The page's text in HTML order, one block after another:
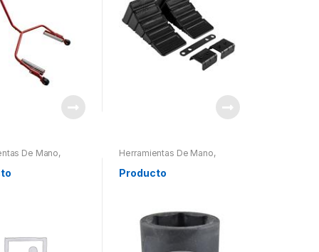
De Mano,
Otros
Herramientas De Mano,
Herramientas Otros
Producto